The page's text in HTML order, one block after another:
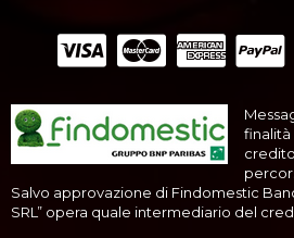
Salvo approvazione di Findomestic
SRL” opera quale intermediario del